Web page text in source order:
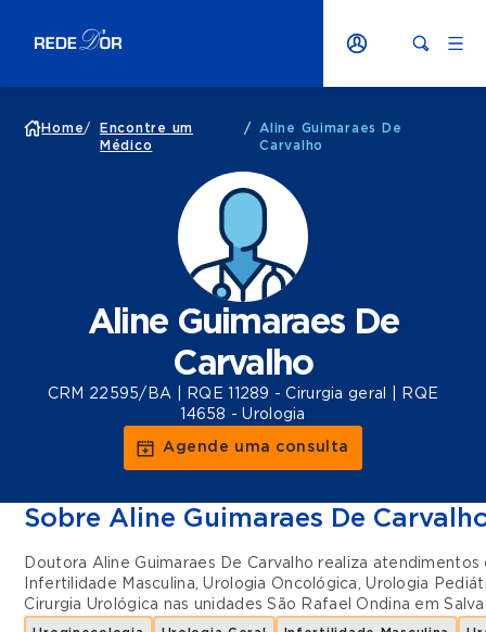
Home/
Encontre um
Médico
/
Aline Guimaraes De
Carvalho
Aline Guimaraes De
Carvalho
CRM 22595/BA | RQE 11289 - Cirurgia geral | RQE
14658 - Urologia
Agende uma consulta
Sobre Aline Guimaraes De
Doutora Aline Guimaraes De Carvalho realiza
Infertilidade Masculina,Urologia Oncológica,Urologia
Cirurgia Urológica nas unidadesSão Rafael Ondina em